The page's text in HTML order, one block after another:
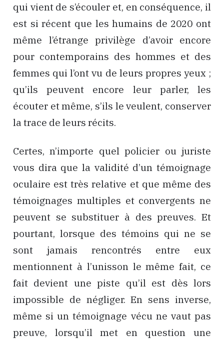
qui vient de s’écouler et, en conséquence, il
est si récent que les humains de 2020 ont
même l’étrange privilège d’avoir encore
pour contemporains des hommes et des
femmes qui l’ont vu de leurs propres yeux ;
qu’ils peuvent encore leur parler, les
écouter et même, s’ils le veulent, conserver
la trace de leurs récits.
Certes, n’importe quel policier ou juriste
vous dira que la validité d’un témoignage
oculaire est très relative et que même des
témoignages multiples et convergents ne
peuvent se substituer à des preuves. Et
pourtant, lorsque des témoins qui ne se
sont jamais rencontrés entre eux
mentionnent à l’unisson le même fait, ce
fait devient une piste qu’il est dès lors
impossible de négliger. En sens inverse,
même si un témoignage vécu ne vaut pas
preuve, lorsqu’il met en question une